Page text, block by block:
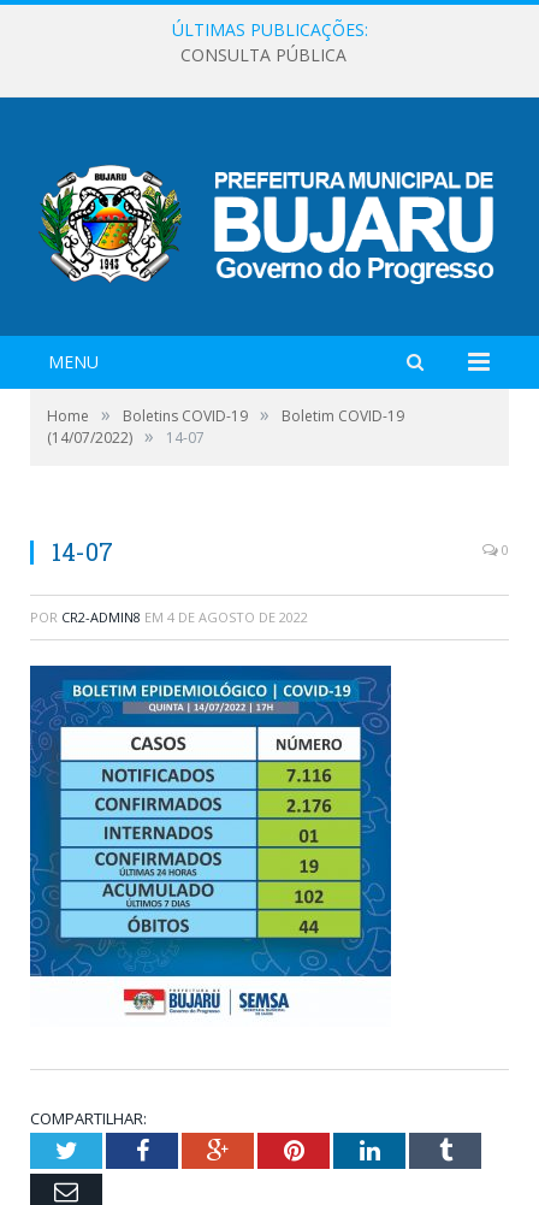
ÚLTIMAS PUBLICAÇÕES:
CONSULTA PÚBLICA
MENU
Home » Boletins COVID-19 »
Boletim COVID-19
(14/07/2022) » 14-07
14-07 0
POR CR2-ADMIN8 EM 4 DE AGOSTO DE 2022
COMPARTILHAR:
TwitterFacebookGoogle+PinterestLinkedInTumblr
Email